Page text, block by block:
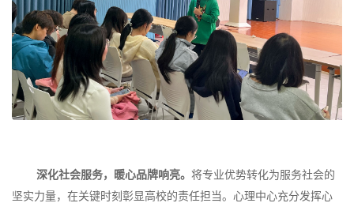
深化社会服务，暖心品牌响亮。将专业优势转化为服务社会的
坚实力量，在关键时刻彰显高校的责任担当。心理中心充分发挥心